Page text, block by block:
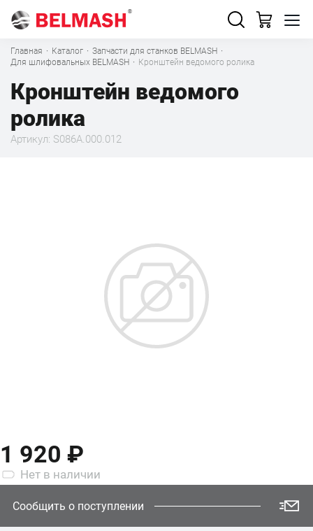
Главная · Каталог · Запчасти для станков BELMASH ·
Для шлифовальных BELMASH · Кронштейн ведомого ролика
Кронштейн ведомого
ролика
Артикул: S086A.000.012
1 920 ₽
Нет в наличии
Сообщить о поступлении